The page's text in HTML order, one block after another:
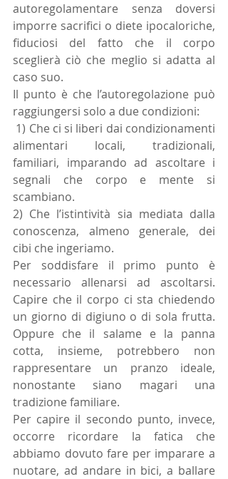
autoregolamentare senza doversi
imporre sacrifici o diete ipocaloriche,
fiduciosi del fatto che il corpo
sceglierà ciò che meglio si adatta al
caso suo.
Il punto è che l’autoregolazione può
raggiungersi solo a due condizioni:
alimentari locali, tradizionali,
familiari, imparando ad ascoltare i
segnali che corpo e mente si
scambiano.
2) Che l’istintività sia mediata dalla
conoscenza, almeno generale, dei
cibi che ingeriamo.
Per soddisfare il primo punto è
necessario allenarsi ad ascoltarsi.
Capire che il corpo ci sta chiedendo
un giorno di digiuno o di sola frutta.
Oppure che il salame e la panna
cotta, insieme, potrebbero non
rappresentare un pranzo ideale,
nonostante siano magari una
tradizione familiare.
Per capire il secondo punto, invece,
occorre ricordare la fatica che
abbiamo dovuto fare per imparare a
nuotare, ad andare in bici, a ballare